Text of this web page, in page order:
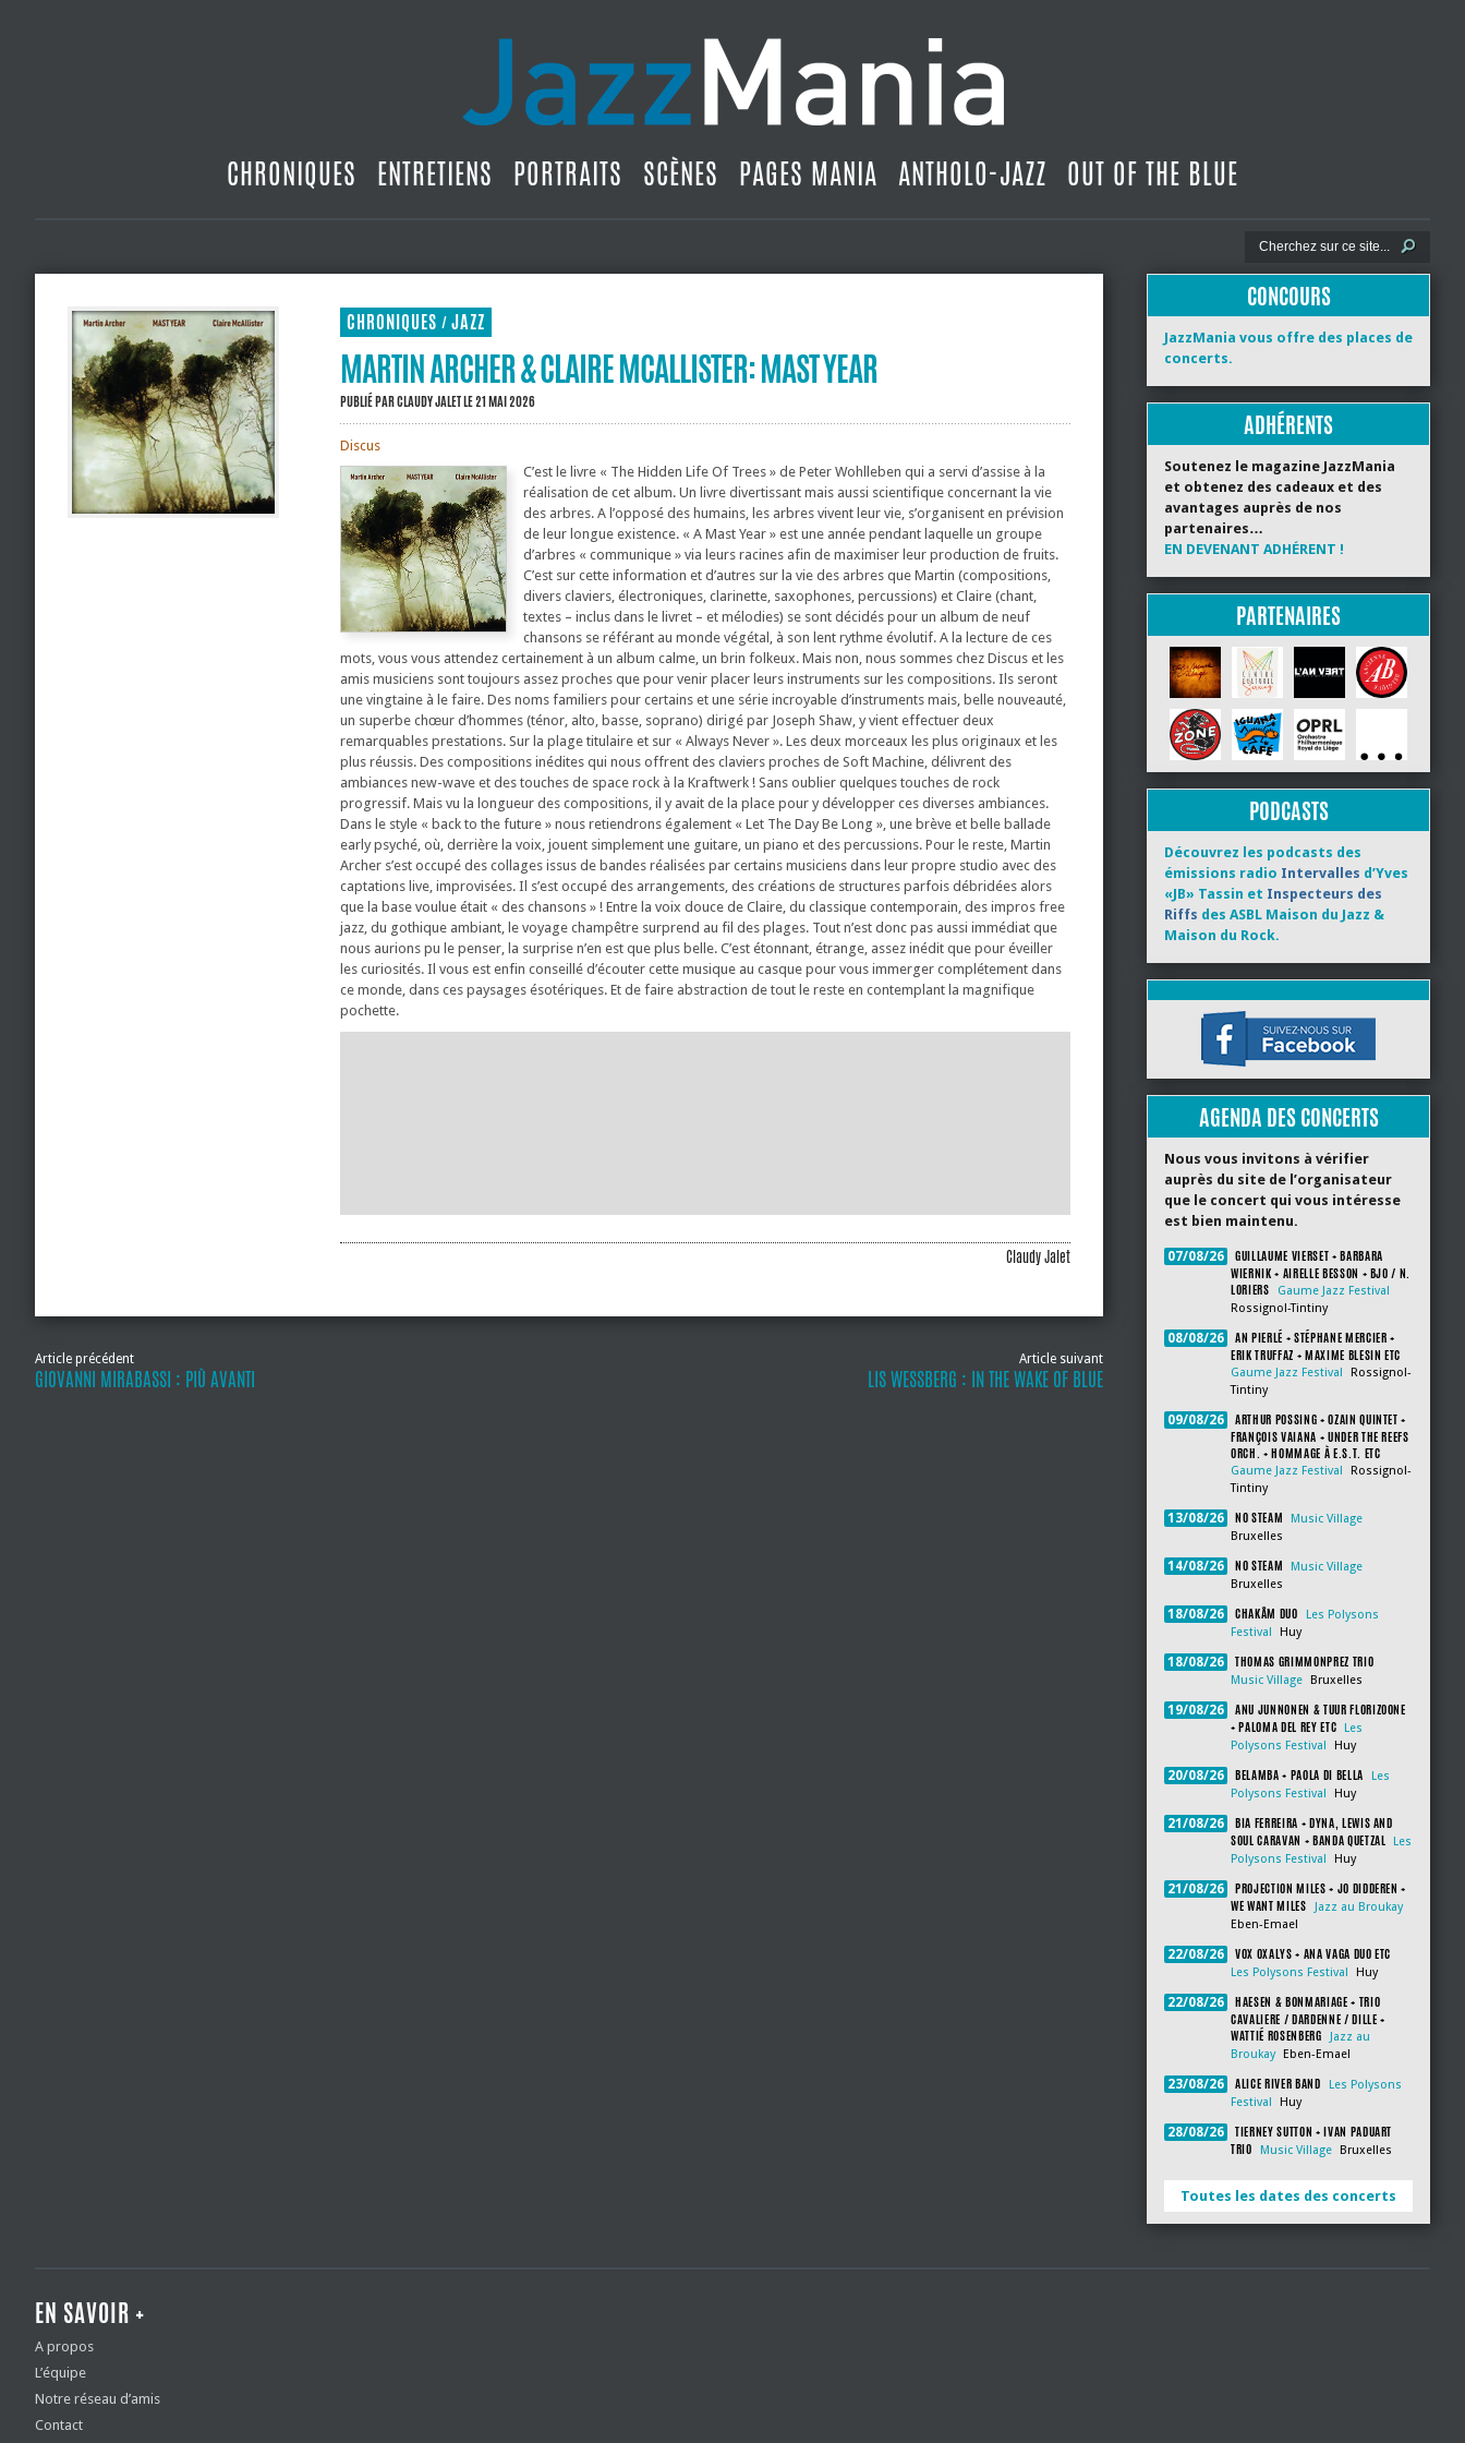
CHRONIQUES ENTRETIENS PORTRAITS SCÈNES PAGES MANIA ANTHOLO-JAZZ OUT OF THE BLUE
CHRONIQUES / JAZZ
MARTIN ARCHER & CLAIRE MCALLISTER: MAST YEAR
PUBLIÉ PARCLAUDY JALETLE 21 MAI 2026
Discus
C’est le livre « The Hidden Life Of Trees » de Peter Wohlleben qui a servi d’assise à la
réalisation de cet album. Un livre divertissant mais aussi scientifique concernant la vie
des arbres. A l’opposé des humains, les arbres vivent leur vie, s’organisent en prévision
de leur longue existence. « A Mast Year » est une année pendant laquelle un groupe
d’arbres « communique » via leurs racines afin de maximiser leur production de fruits.
C’est sur cette information et d’autres sur la vie des arbres que Martin (compositions,
divers claviers, électroniques, clarinette, saxophones, percussions) et Claire (chant,
textes – inclus dans le livret – et mélodies) se sont décidés pour un album de neuf
chansons se référant au monde végétal, à son lent rythme évolutif. A la lecture de ces
mots, vous vous attendez certainement à un album calme, un brin folkeux. Mais non, nous sommes chez Discus et les
amis musiciens sont toujours assez proches que pour venir placer leurs instruments sur les compositions. Ils seront
une vingtaine à le faire. Des noms familiers pour certains et une série incroyable d’instruments mais, belle nouveauté,
un superbe chœur d’hommes (ténor, alto, basse, soprano) dirigé par Joseph Shaw, y vient effectuer deux
remarquables prestations. Sur la plage titulaire et sur « Always Never ». Les deux morceaux les plus originaux et les
plus réussis. Des compositions inédites qui nous offrent des claviers proches de Soft Machine, délivrent des
ambiances new-wave et des touches de space rock à la Kraftwerk ! Sans oublier quelques touches de rock
progressif. Mais vu la longueur des compositions, il y avait de la place pour y développer ces diverses ambiances.
Dans le style « back to the future » nous retiendrons également « Let The Day Be Long », une brève et belle ballade
early psyché, où, derrière la voix, jouent simplement une guitare, un piano et des percussions. Pour le reste, Martin
Archer s’est occupé des collages issus de bandes réalisées par certains musiciens dans leur propre studio avec des
captations live, improvisées. Il s’est occupé des arrangements, des créations de structures parfois débridées alors
que la base voulue était « des chansons » ! Entre la voix douce de Claire, du classique contemporain, des impros free
jazz, du gothique ambiant, le voyage champêtre surprend au fil des plages. Tout n’est donc pas aussi immédiat que
nous aurions pu le penser, la surprise n’en est que plus belle. C’est étonnant, étrange, assez inédit que pour éveiller
les curiosités. Il vous est enfin conseillé d’écouter cette musique au casque pour vous immerger complétement dans
ce monde, dans ces paysages ésotériques. Et de faire abstraction de tout le reste en contemplant la magnifique
pochette.
Claudy Jalet
Article précédent
GIOVANNI MIRABASSI : PIÙ AVANTI
Article suivant
LIS WESSBERG : IN THE WAKE OF BLUE
CONCOURS
JazzMania vous offre des places de
concerts.
ADHÉRENTS
Soutenez le magazine JazzMania
et obtenez des cadeaux et des
avantages auprès de nos
partenaires…
EN DEVENANT ADHÉRENT !
PARTENAIRES
PODCASTS
Découvrez les podcasts des
émissions radio Intervalles d’Yves
«JB» Tassin et Inspecteurs des
Riffs des ASBL Maison du Jazz &
Maison du Rock.
AGENDA DES CONCERTS
Nous vous invitons à vérifier
auprès du site de l’organisateur
que le concert qui vous intéresse
est bien maintenu.
07/08/26
GUILLAUME VIERSET + BARBARA
WIERNIK + AIRELLE BESSON + BJO / N.
LORIERS
Gaume Jazz Festival
Rossignol-Tintiny
08/08/26
AN PIERLÉ + STÉPHANE MERCIER +
ERIK TRUFFAZ + MAXIME BLESIN ETC
Gaume Jazz Festival
Rossignol-
Tintiny
09/08/26
ARTHUR POSSING + OZAIN QUINTET +
FRANÇOIS VAIANA + UNDER THE REEFS
ORCH. + HOMMAGE À E.S.T. ETC
Gaume Jazz Festival
Rossignol-
Tintiny
13/08/26 NO STEAM
Music Village
Bruxelles
14/08/26 NO STEAM
Music Village
Bruxelles
18/08/26 CHAKÂM DUO
Les Polysons
Festival
Huy
18/08/26 THOMAS GRIMMONPREZ TRIO
Music Village Bruxelles
19/08/26
ANU JUNNONEN & TUUR FLORIZOONE
+ PALOMA DEL REY ETC
Les
Polysons Festival
Huy
20/08/26 BELAMBA + PAOLA DI BELLA
Les
Polysons Festival
Huy
21/08/26
BIA FERREIRA + DYNA, LEWIS AND
SOUL CARAVAN + BANDA QUETZAL
Les
Polysons Festival
Huy
21/08/26
PROJECTION MILES + JO DIDDEREN +
WE WANT MILES
Jazz au Broukay
Eben-Emael
22/08/26 VOX OXALYS + ANA VAGA DUO ETC
Les Polysons Festival Huy
22/08/26
HAESEN & BONMARIAGE + TRIO
CAVALIERE / DARDENNE / DILLE +
WATTIÉ ROSENBERG
Jazz au
Broukay
Eben-Emael
23/08/26 ALICE RIVER BAND
Les Polysons
Festival
Huy
28/08/26
TIERNEY SUTTON + IVAN PADUART
TRIO
Music Village Bruxelles
Toutes les dates des concerts
EN SAVOIR +
A propos
L’équipe
Notre réseau d’amis
Contact